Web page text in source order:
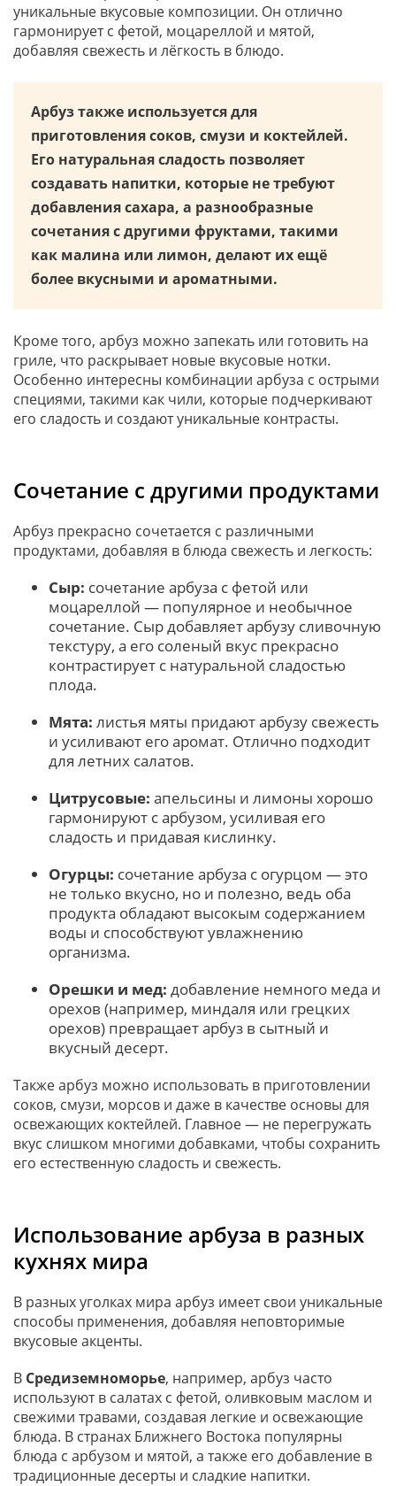
уникальные вкусовые композиции. Он отлично
гармонирует с фетой, моцареллой и мятой,
добавляя свежесть и лёгкость в блюдо.
Арбуз также используется для
приготовления соков, смузи и коктейлей.
Его натуральная сладость позволяет
создавать напитки, которые не требуют
добавления сахара, а разнообразные
сочетания с другими фруктами, такими
как малина или лимон, делают их ещё
более вкусными и ароматными.
Кроме того, арбуз можно запекать или готовить на
гриле, что раскрывает новые вкусовые нотки.
Особенно интересны комбинации арбуза с острыми
специями, такими как чили, которые подчеркивают
его сладость и создают уникальные контрасты.
Сочетание с другими продуктами
Арбуз прекрасно сочетается с различными
продуктами, добавляя в блюда свежесть и легкость:
Сыр: сочетание арбуза с фетой или
моцареллой — популярное и необычное
сочетание. Сыр добавляет арбузу сливочную
текстуру, а его соленый вкус прекрасно
контрастирует с натуральной сладостью
плода.
Мята: листья мяты придают арбузу свежесть
и усиливают его аромат. Отлично подходит
для летних салатов.
Цитрусовые: апельсины и лимоны хорошо
гармонируют с арбузом, усиливая его
сладость и придавая кислинку.
Огурцы: сочетание арбуза с огурцом — это
не только вкусно, но и полезно, ведь оба
продукта обладают высокым содержанием
воды и способствуют увлажнению
организма.
Орешки и мед: добавление немного меда и
орехов (например, миндаля или грецких
орехов) превращает арбуз в сытный и
вкусный десерт.
Также арбуз можно использовать в приготовлении
соков, смузи, морсов и даже в качестве основы для
освежающих коктейлей. Главное — не перегружать
вкус слишком многими добавками, чтобы сохранить
его естественную сладость и свежесть.
Использование арбуза в разных
кухнях мира
В разных уголках мира арбуз имеет свои уникальные
способы применения, добавляя неповторимые
вкусовые акценты.
В Средиземноморье, например, арбуз часто
используют в салатах с фетой, оливковым маслом и
свежими травами, создавая легкие и освежающие
блюда. В странах Ближнего Востока популярны
блюда с арбузом и мятой, а также его добавление в
традиционные десерты и сладкие напитки.